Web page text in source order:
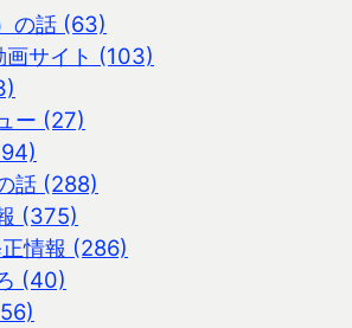
の話 (63)
サイト (103)
ー (27)
話 (288)
(375)
情報 (286)
(40)